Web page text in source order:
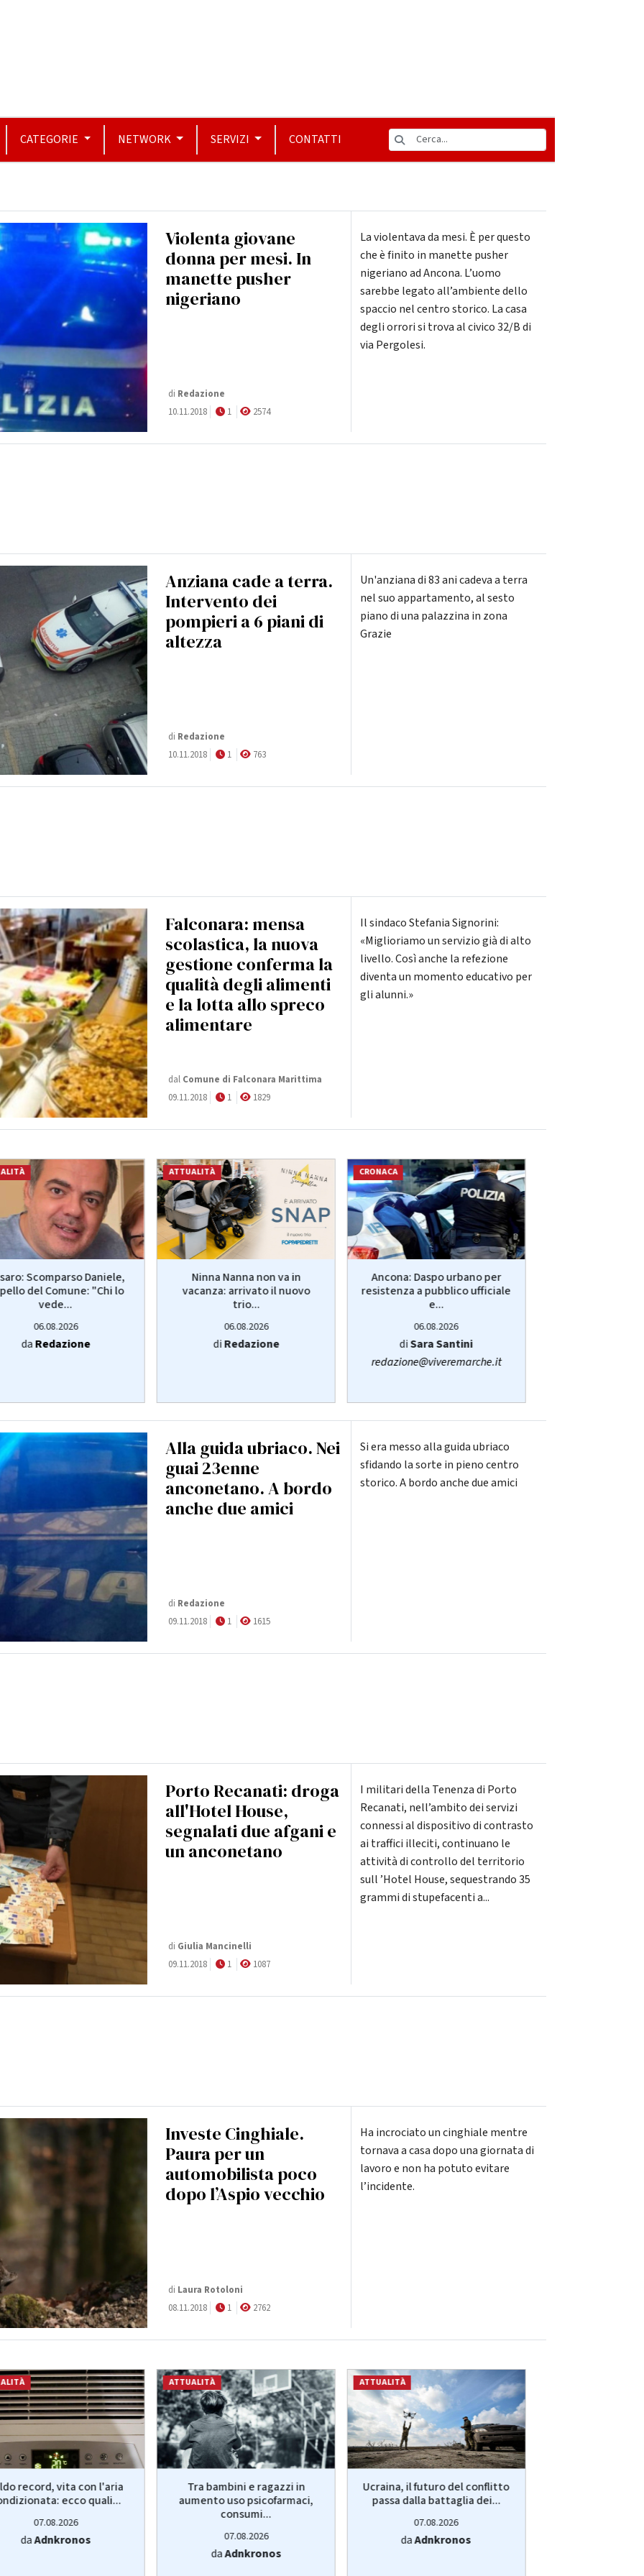
CATEGORIE NETWORK SERVIZI CONTATTI
Violenta giovane
donna per mesi. In
manette pusher
nigeriano
di Redazione
10.11.2018
1 2574
La violentava da mesi. È per questo
che è finito in manette pusher
nigeriano ad Ancona. L’uomo
sarebbe legato all’ambiente dello
spaccio nel centro storico. La casa
degli orrori si trova al civico 32/B di
via Pergolesi.
Anziana cade a terra.
Intervento dei
pompieri a 6 piani di
altezza
di Redazione
10.11.2018
1 763
Un'anziana di 83 ani cadeva a terra
nel suo appartamento, al sesto
piano di una palazzina in zona
Grazie
Falconara: mensa
scolastica, la nuova
gestione conferma la
qualità degli alimenti
e la lotta allo spreco
alimentare
dal Comune di Falconara Marittima
09.11.2018
1 1829
Il sindaco Stefania Signorini:
«Miglioriamo un servizio già di alto
livello. Così anche la refezione
diventa un momento educativo per
gli alunni.»
Scomparso Daniele,
del Comune: "Chi lo
vede...
06.08.2026
daRedazione
ATTUALITÀ
Ninna Nanna non va in
vacanza: arrivato il nuovo
trio...
06.08.2026
diRedazione
CRONACA
Ancona: Daspo urbano per
resistenza a pubblico ufficiale
e...
06.08.2026
diSara Santini
redazione@viveremarche.it
Alla guida ubriaco. Nei
guai 23enne
anconetano. A bordo
anche due amici
di Redazione
09.11.2018
1 1615
Si era messo alla guida ubriaco
sfidando la sorte in pieno centro
storico. A bordo anche due amici
Porto Recanati: droga
all'Hotel House,
segnalati due afgani e
un anconetano
di Giulia Mancinelli
09.11.2018
1 1087
I militari della Tenenza di Porto
Recanati, nell’ambito dei servizi
connessi al dispositivo di contrasto
ai traffici illeciti, continuano le
attività di controllo del territorio
sull ’Hotel House, sequestrando 35
grammi di stupefacenti a...
Investe Cinghiale.
Paura per un
automobilista poco
dopo l’Aspio vecchio
di Laura Rotoloni
08.11.2018
1 2762
Ha incrociato un cinghiale mentre
tornava a casa dopo una giornata di
lavoro e non ha potuto evitare
l’incidente.
record, vita con l'aria
ecco quali...
07.08.2026
daAdnkronos
ATTUALITÀ
Tra bambini e ragazzi in
aumento uso psicofarmaci,
consumi...
07.08.2026
daAdnkronos
ATTUALITÀ
Ucraina, il futuro del conflitto
passa dalla battaglia dei...
07.08.2026
daAdnkronos